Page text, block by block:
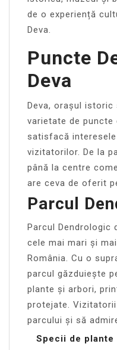
de o experiență
Deva.
Puncte
Deva
Deva, orașul
varietate de
satisfacă
vizitatorilor. De la
până la centre
are ceva de oferit
Parcul
Parcul Dendrologic
cele mai mari și
România. Cu o
parcul găzduiește
plante și arbori,
protejate.
parcului și să
Specii de plante